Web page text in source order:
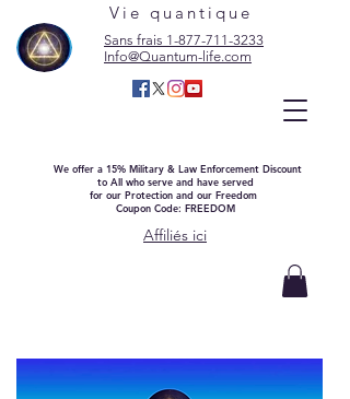
Vie quantique
Sans frais 1-877-711-3233
Info@Quantum-life.com
We offer a 15% Military & Law Enforcement Discount
to All who serve and have served
for our Protection and our Freedom
Coupon Code: FREEDOM
Affiliés ici